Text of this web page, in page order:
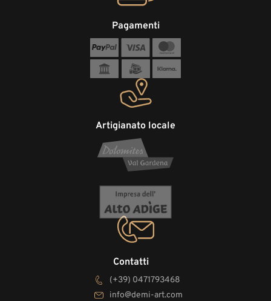
Contatti
(+39) 0471793468
info@demi-art.com
Artigianato locale
Pagamenti